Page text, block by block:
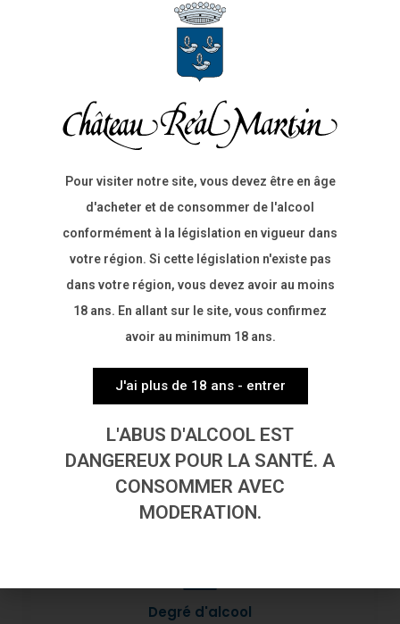
Sol
Exposition
Sud​
Température
Degré d'alcool
Pour visiter notre site, vous devez être en âge
d'acheter et de consommer de l'alcool
conformément à la législation en vigueur dans
votre région. Si cette législation n'existe pas
dans votre région, vous devez avoir au moins
18 ans. En allant sur le site, vous confirmez
avoir au minimum 18 ans.
J'ai plus de 18 ans - entrer
L'ABUS D'ALCOOL EST
DANGEREUX POUR LA SANTÉ. A
CONSOMMER AVEC
MODERATION.